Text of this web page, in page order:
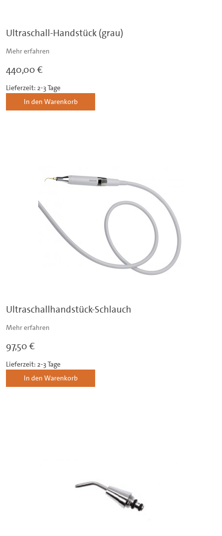
Ultraschall-Handstück (grau)
Mehr erfahren
440,00 €
Lieferzeit: 2-3 Tage
In den Warenkorb
Ultraschallhandstück-Schlauch
Mehr erfahren
97,50 €
Lieferzeit: 2-3 Tage
In den Warenkorb